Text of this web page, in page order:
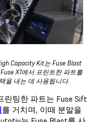
Capacity Kit는 Fuse Blast
X1에서 프린트한 파트를
을 내는 데 사용됩니다.
린팅한 파트는 Fuse Sift
를 거치며, 이때 분말을